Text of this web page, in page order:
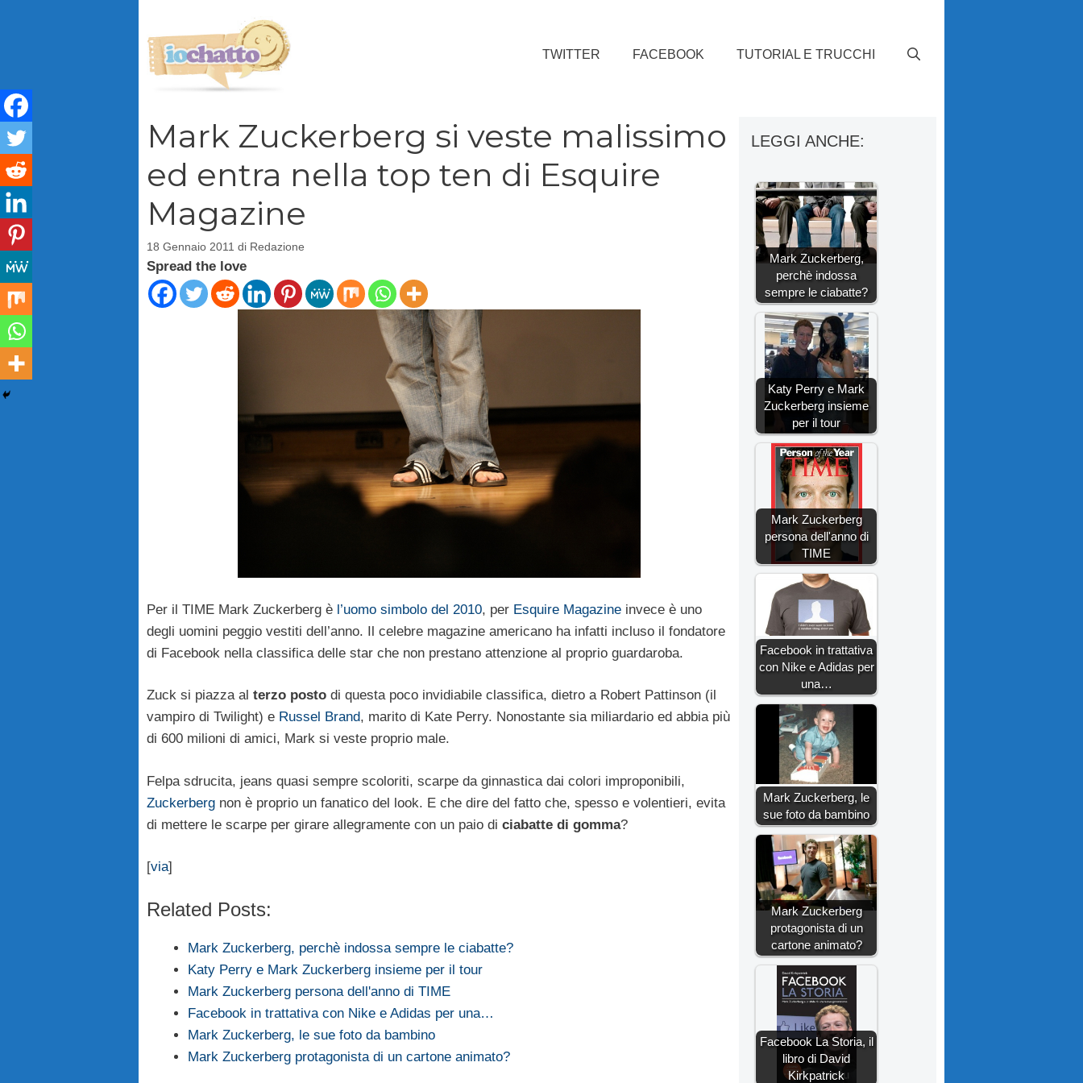
TWITTER FACEBOOK TUTORIAL E TRUCCHI
Mark Zuckerberg si veste malissimo
ed entra nella top ten di Esquire
Magazine
18 Gennaio 2011 di Redazione
Spread the love
Per il TIME Mark Zuckerberg è l’uomo simbolo del 2010, per Esquire Magazine invece è uno
degli uomini peggio vestiti dell’anno. Il celebre magazine americano ha infatti incluso il fondatore
di Facebook nella classifica delle star che non prestano attenzione al proprio guardaroba.
Zuck si piazza al terzo posto di questa poco invidiabile classifica, dietro a Robert Pattinson (il
vampiro di Twilight) e Russel Brand, marito di Kate Perry. Nonostante sia miliardario ed abbia più
di 600 milioni di amici, Mark si veste proprio male.
Felpa sdrucita, jeans quasi sempre scoloriti, scarpe da ginnastica dai colori improponibili,
Zuckerberg non è proprio un fanatico del look. E che dire del fatto che, spesso e volentieri, evita
di mettere le scarpe per girare allegramente con un paio di ciabatte di gomma?
[via]
Related Posts:
Mark Zuckerberg, perchè indossa sempre le ciabatte?
Katy Perry e Mark Zuckerberg insieme per il tour
Mark Zuckerberg persona dell'anno di TIME
Facebook in trattativa con Nike e Adidas per una…
Mark Zuckerberg, le sue foto da bambino
Mark Zuckerberg protagonista di un cartone animato?
LEGGI ANCHE:
Mark Zuckerberg,
perchè indossa
sempre le ciabatte?
Katy Perry e Mark
Zuckerberg insieme
per il tour
Mark Zuckerberg
persona dell'anno di
TIME
Facebook in trattativa
con Nike e Adidas per
una…
Mark Zuckerberg, le
sue foto da bambino
Mark Zuckerberg
protagonista di un
cartone animato?
Facebook La Storia, il
libro di David
Kirkpatrick